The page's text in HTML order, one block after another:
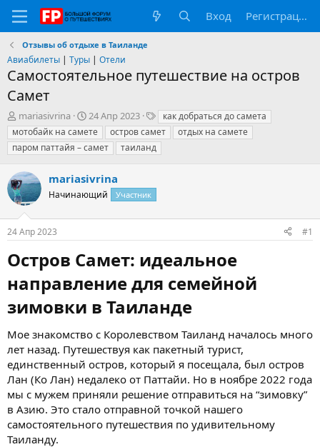
Вход Регистрация
Отзывы об отдыхе в Таиланде
Авиабилеты | Туры | Отели
Самостоятельное путешествие на остров
Самет
А
в
т
о
т
е
м
ы
mariasivrina
Д
а
т
а
а
ч
л
24 Апр 2023
Т
е
г
и
как добраться до самета
мотобайк на самете
остров самет
отдых на самете
паром паттайя – самет
таиланд
mariasivrina
Начинающий Участник
24 Апр 2023 #1
Остров Самет: идеальное
направление для семейной
зимовки в Таиланде
Мое знакомство с Королевством Таиланд началось много
лет назад. Путешествуя как пакетный турист,
единственный остров, который я посещала, был остров
Лан (Ко Лан) недалеко от Паттайи. Но в ноябре 2022 года
мы с мужем приняли решение отправиться на “зимовку”
в Азию. Это стало отправной точкой нашего
самостоятельного путешествия по удивительному
Таиланду.